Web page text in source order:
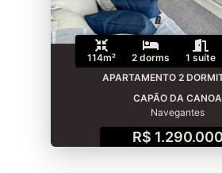
114m² 2 dorms 1 suíte
APARTAMENTO 2
CAPÃO DA CANOA
Navegantes
R$ 1.290.000